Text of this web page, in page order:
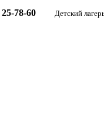
25-78-60 Детский